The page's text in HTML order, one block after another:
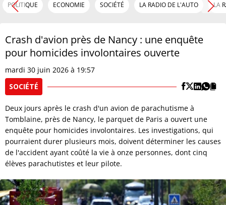
POLITIQUE ECONOMIE SOCIÉTÉ LA RADIO DE L'AUTO LA
Crash d'avion près de Nancy : une enquête
pour homicides involontaires ouverte
mardi 30 juin 2026 à 19:57
SOCIÉTÉ
Deux jours après le crash d'un avion de parachutisme à
Tomblaine, près de Nancy, le parquet de Paris a ouvert une
enquête pour homicides involontaires. Les investigations, qui
pourraient durer plusieurs mois, doivent déterminer les causes
de l'accident ayant coûté la vie à onze personnes, dont cinq
élèves parachutistes et leur pilote.